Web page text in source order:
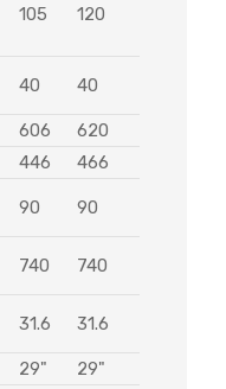
105 120
40 40
606
620
446
466
90 90
740 740
31.6 31.6
29"
29"